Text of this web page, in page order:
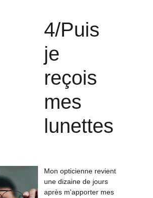
4/Puis
je
reçois
mes
lunettes
Mon opticienne revient
une dizaine de jours
après m'apporter mes